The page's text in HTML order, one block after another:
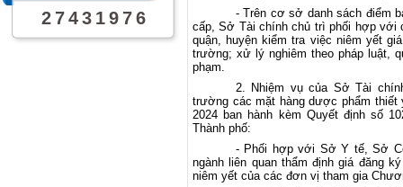
2 7 4 3 1 9 7 6
- Trên cơ sở danh sách điểm
cấp, Sở Tài chính chủ trì phối hợp với
quận, huyện kiểm tra việc niêm yết
trường; xử lý nghiêm theo pháp luật,
phạm.
2. Nhiệm vụ của Sở Tài
trường các mặt hàng dược phẩm thiết
2024 ban hành kèm Quyết định số
Thành phố:
- Phối hợp với Sở Y tế, Sở
ngành liên quan thẩm định giá đăng
niêm yết của các đơn vị tham gia